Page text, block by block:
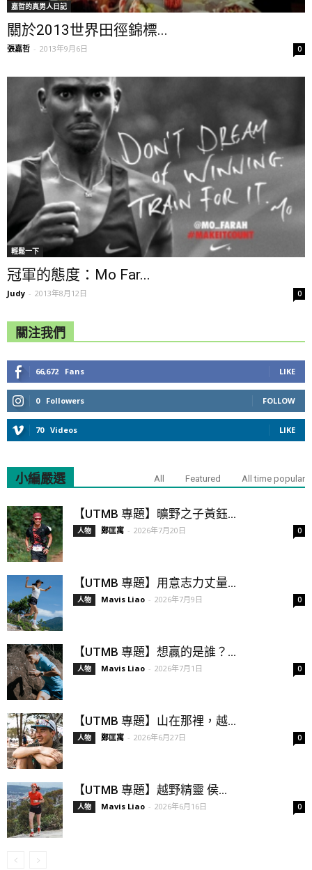
嘉哲的真男人日記
關於2013世界田徑錦標...
張嘉哲 - 2013年9月6日 0
輕鬆一下
冠軍的態度：Mo Far...
Judy - 2013年8月12日 0
關注我們
66,672 Fans LIKE
0 Followers FOLLOW
70 Videos LIKE
小編嚴選 All Featured All time popular
【UTMB 專題】曠野之子黃鈺...
人物 鄭匡寓 - 2026年7月20日 0
【UTMB 專題】用意志力丈量...
人物 Mavis Liao - 2026年7月9日 0
【UTMB 專題】想贏的是誰？...
人物 Mavis Liao - 2026年7月1日 0
【UTMB 專題】山在那裡，越...
人物 鄭匡寓 - 2026年6月27日 0
【UTMB 專題】越野精靈 侯...
人物 Mavis Liao - 2026年6月16日 0